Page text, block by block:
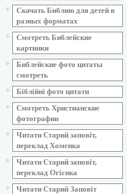
Скачать Библию для детей в
разных форматах
Смотреть Библейские
картинки
Библейские фото цитаты
смотреть
Біблійні фото цитати
Смотреть Христианские
фотографии
Читати Старий заповіт,
переклад Хоменка
Читати Старий заповіт,
переклад Огієнка
Читати Старий Заповіт